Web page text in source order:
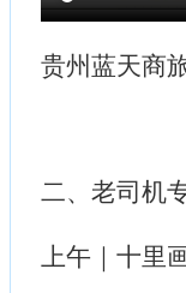
贵州蓝天商
二、老司机
上午｜十